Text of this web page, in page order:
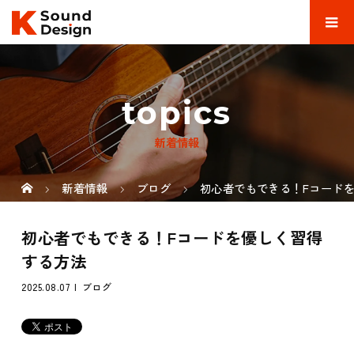
topics
新着情報
新着情報 ブログ 初心者でもできる！Fコード
初心者でもできる！Fコードを優しく習得
する方法
2025.08.07 ブログ